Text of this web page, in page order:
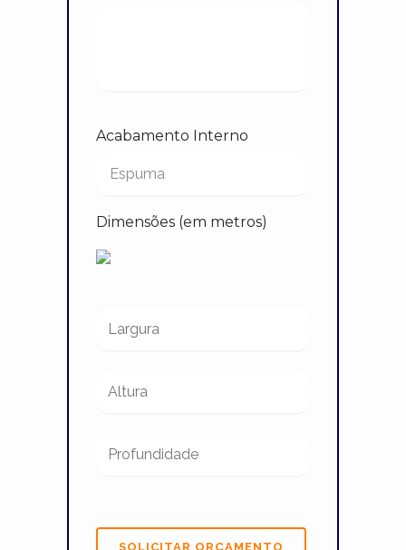
Acabamento Interno
Dimensões (em metros)